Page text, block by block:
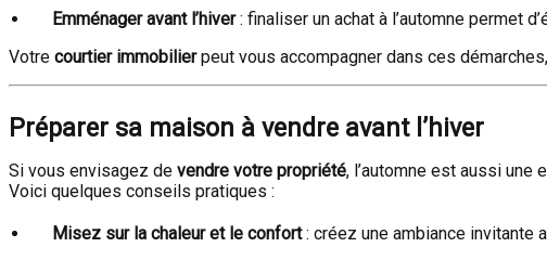
Emménager avant l’hiver: finaliser un achat à l’automne permet
Votre courtier immobilierpeut vous accompagner dans ces
Préparer sa maison à vendre avant l’hiver
Si vous envisagez de vendre votre propriété, l’automne est aussi une
Voici quelques conseils pratiques :
Misez sur la chaleur et le confort: créez une ambiance invitante